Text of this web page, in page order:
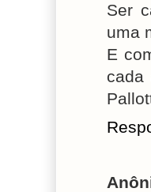
Ser
uma
E
cada